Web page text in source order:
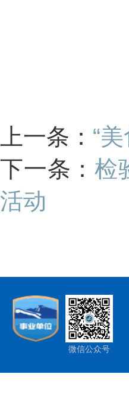
上一条： “
下一条：检
活动
微信公众号